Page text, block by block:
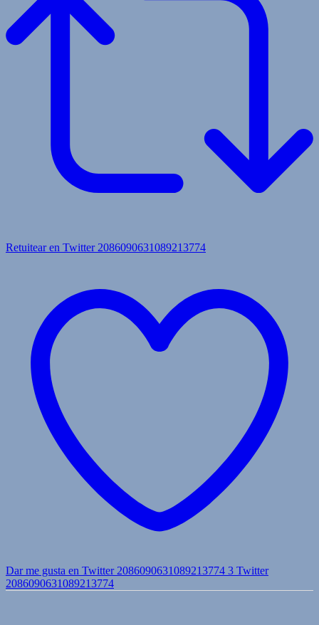
Retuitear en Twitter 2086090631089213774
Dar me gusta en Twitter 2086090631089213774 3 Twitter
2086090631089213774